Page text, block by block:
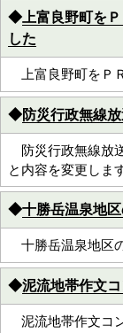
◆ 上富良野町を
した
上富良野町をＰ
◆防災行政無線
防災行政無線放
と内容を変更します
◆十勝岳温泉地
十勝岳温泉地区
◆泥流地帯作文
泥流地帯作文コ